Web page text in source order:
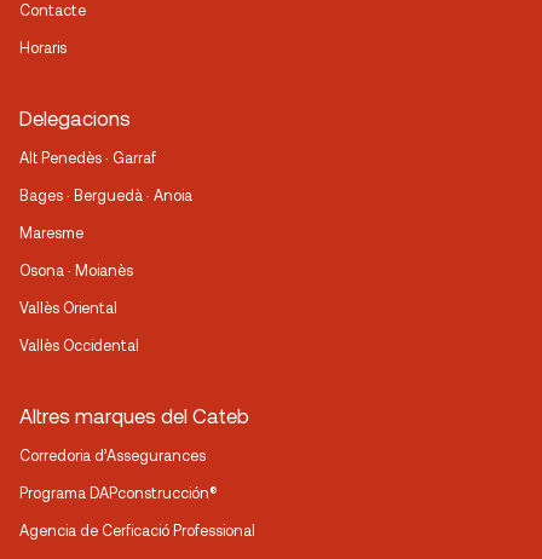
Contacte
Horaris
Delegacions
Alt Penedès · Garraf
Bages · Berguedà · Anoia
Maresme
Osona · Moianès
Vallès Oriental
Vallès Occidental
Altres marques del Cateb
Corredoria d’Assegurances
Programa DAPconstrucción®
Agencia de Cerficació Professional